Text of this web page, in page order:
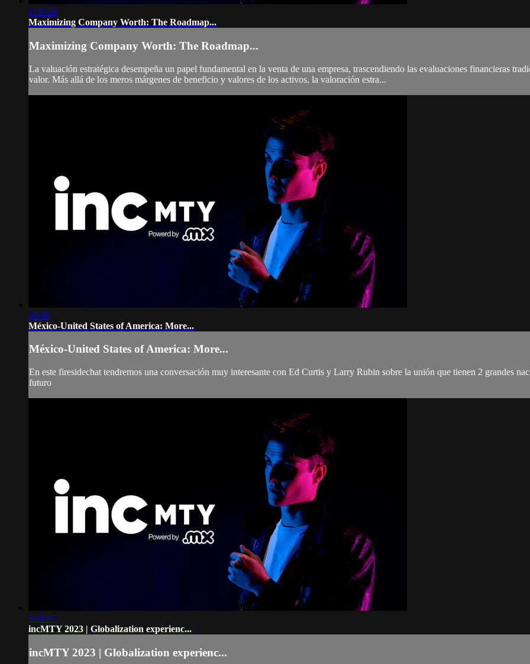
1:36:29
Maximizing Company Worth: The Roadmap...
Maximizing Company Worth: The Roadmap...
La valuación estratégica desempeña un papel fundamental en la venta de una empresa, trascendiendo las evaluaciones financieras
valor. Más allá de los meros márgenes de beneficio y valores de los activos, la valoración estra...
39:08
México-United States of America: More...
México-United States of America: More...
En este firesidechat tendremos una conversación muy interesante con Ed Curtis y Larry Rubin sobre la unión que tienen 2 grandes
futuro
1:01:57
incMTY 2023 | Globalization experienc...
incMTY 2023 | Globalization experienc...